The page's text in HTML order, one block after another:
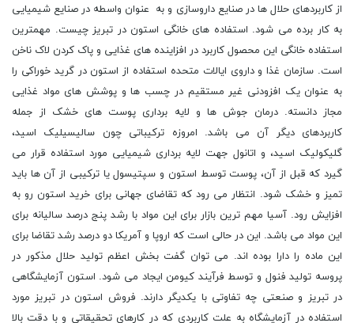
از کاربردهای حلال ها در صنایع داروسازی و به عنوان واسطه در صنایع شیمیایی
به کار برده می شود. استفاده های خانگی استون در تبریز چیست. مهمترین
استفاده خانگی این محصول کاربرد در افزاینده های غذایی و پاک کردن لاک ناخن
است. سازمان غذا و داروی ایالات متحده استفاده از استون در گرید خوراکی را
به عنوان یک افزودنی غیر مستقیم در چسب ها و پوشش های مواد غذایی
مجاز دانسته. درمان جوش ها و لایه برداری پوست های خشک از جمله
کاربردهای دیگر آن می باشد. امروزه ترکیباتی چون سالیسیلیک اسید،
گلیکولیک اسید، و اتانول جهت لایه برداری شیمیایی مورد استفاده قرار می
گیرد که قبل از آن، پوست توسط استون و سپتیسول یا ترکیبی از آن ها باید
تمیز و خشک شود. انتظار می رود که تقاضای جهانی برای خرید استون رو به
افزایش رود. آسیا مهم ترین بازار برای این مواد با رشد پنج درصد سالیانه برای
این مواد می باشد. این در حالی است که اروپا و آمریکا دو درصد رشد تقاضا برای
این ماده را دارا بوده اند. می توان گفت بخش اعظم تولید حلال مذکور در
پروسه تولید فنول و توسط فرآیند کیومن ایجاد می شود. استون آزمایشگاهی
در تبریز و صنعتی چه تفاوتی با یکدیگر دارند. فروش استون در تبریز مورد
استفاده در آزمایشگاه به علت کاربردی که در کارهای تحقیقاتی و با دقت بالا